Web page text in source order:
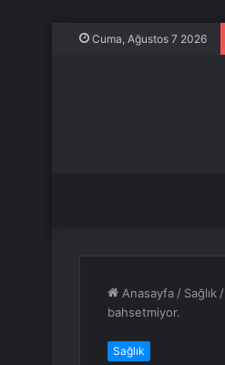
Cuma, Ağustos 7 2026
Anasayfa / Sağlık /
bahsetmiyor.
Sağlık